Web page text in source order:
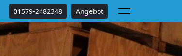
01579-2482348 Angebot